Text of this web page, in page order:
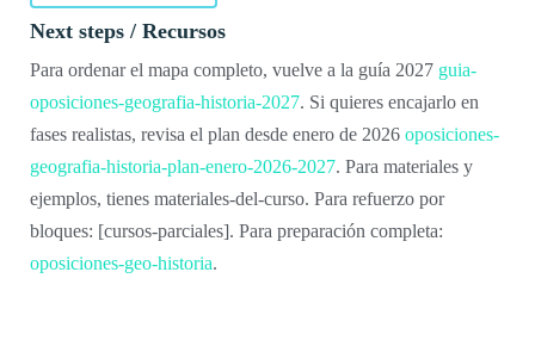
Next steps / Recursos
Para ordenar el mapa completo, vuelve a la guía 2027 guia-
oposiciones-geografia-historia-2027. Si quieres encajarlo en
fases realistas, revisa el plan desde enero de 2026 oposiciones-
geografia-historia-plan-enero-2026-2027. Para materiales y
ejemplos, tienes materiales-del-curso. Para refuerzo por
bloques: [cursos-parciales]. Para preparación completa:
oposiciones-geo-historia.